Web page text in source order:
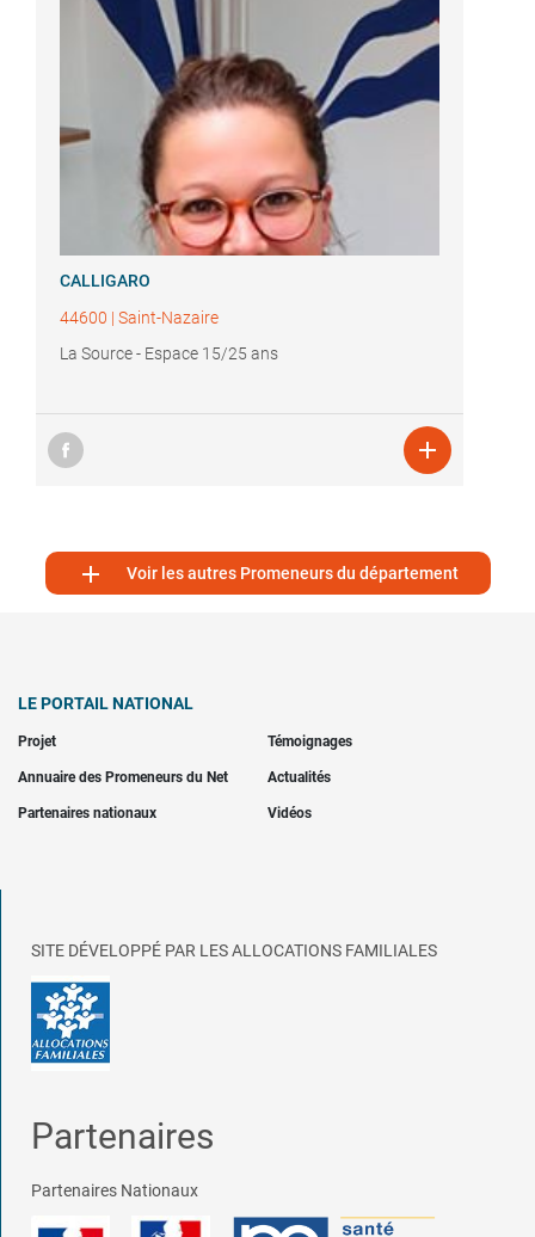
CALLIGARO
44600 | Saint-Nazaire
La Source - Espace 15/25 ans

 Voir les autres Promeneurs du département
LE PORTAIL NATIONAL
Projet Témoignages
Annuaire des Promeneurs du Net Actualités
Partenaires nationaux Vidéos
SITE DÉVELOPPÉ PAR LES ALLOCATIONS FAMILIALES
Partenaires
Partenaires Nationaux